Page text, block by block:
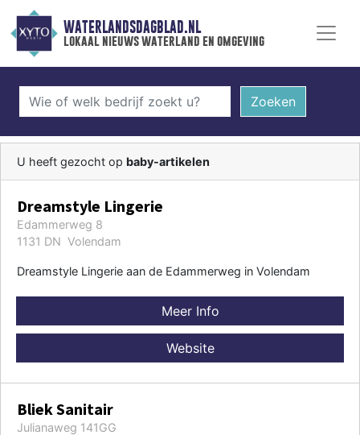
WATERLANDSDAGBLAD.NL
lokaal nieuws waterland en omgeving
Zoeken
U heeft gezocht op baby-artikelen
Dreamstyle Lingerie
Edammerweg 8
1131 DN Volendam
Dreamstyle Lingerie aan de Edammerweg in Volendam
Meer Info
Website
Bliek Sanitair
Julianaweg 141GG